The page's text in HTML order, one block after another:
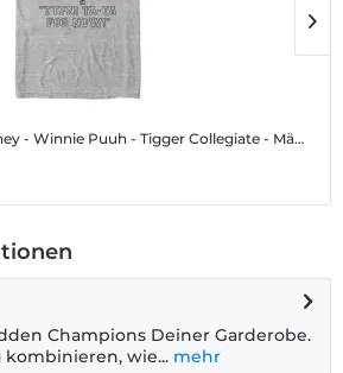
- Winnie Puuh - Tigger Collegiate - Männer T-Shirt
Champions Deiner Garderobe.
kombinieren, wie... mehr